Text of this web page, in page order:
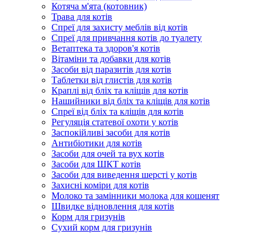
Котяча м'ята (котовник)
Трава для котів
Спреї для захисту меблів від котів
Спреї для привчання котів до туалету
Ветаптека та здоров'я котів
Вітаміни та добавки для котів
Засоби від паразитів для котів
Таблетки від глистів для котів
Краплі від бліх та кліщів для котів
Нашийники від бліх та кліщів для котів
Спреї від бліх та кліщів для котів
Регуляція статевої охоти у котів
Заспокійливі засоби для котів
Антибіотики для котів
Засоби для очей та вух котів
Засоби для ШКТ котів
Засоби для виведення шерсті у котів
Захисні коміри для котів
Молоко та замінники молока для кошенят
Швидке відновлення для котів
Корм для гризунів
Сухий корм для гризунів